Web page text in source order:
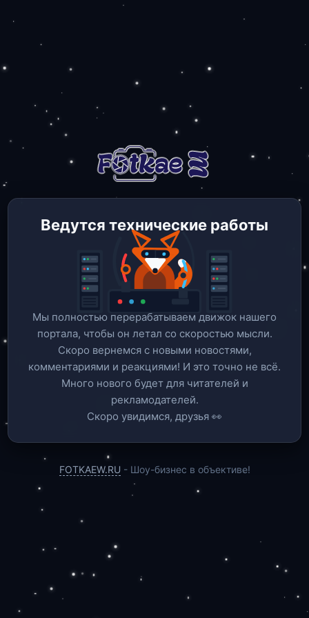
Ведутся технические работы
Мы полностью перерабатываем движок нашего
портала, чтобы он летал со скоростью мысли.
Скоро вернемся c новыми новостями,
комментариями и реакциями! И это точно не всё.
Много нового будет для читателей и
рекламодателей.
Скоро увидимся, друзья 👀
FOTKAEW.RU - Шоу-бизнес в объективе!